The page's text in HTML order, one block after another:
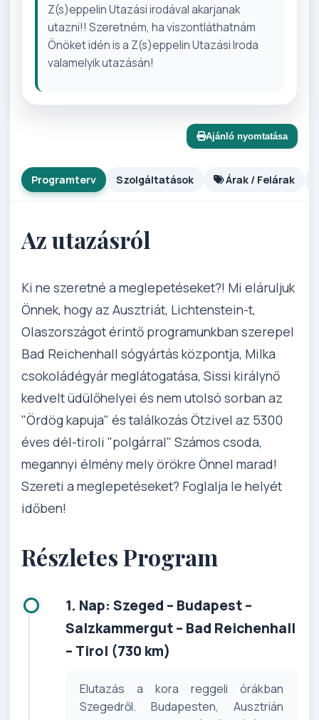
Z(s)eppelin Utazási irodával akarjanak
utazni!! Szeretném, ha viszontláthatnám
Önöket idén is a Z(s)eppelin Utazási Iroda
valamelyik utazásán!
Ajánló nyomtatása
Programterv Szolgáltatások Árak / Felárak
Az utazásról
Ki ne szeretné a meglepetéseket?! Mi eláruljuk
Önnek, hogy az Ausztriát, Lichtenstein-t,
Olaszországot érintő programunkban szerepel
Bad Reichenhall sógyártás központja, Milka
csokoládégyár meglátogatása, Sissi királynő
kedvelt üdülőhelyei és nem utolsó sorban az
"Ördög kapuja" és találkozás Ötzivel az 5300
éves dél-tiroli "polgárral" Számos csoda,
megannyi élmény mely örökre Önnel marad!
Szereti a meglepetéseket? Foglalja le helyét
időben!
Részletes Program
1. Nap: Szeged – Budapest –
Salzkammergut – Bad Reichenhall
– Tirol (730 km)
Elutazás a kora reggeli órákban
Szegedről. Budapesten, Ausztrián